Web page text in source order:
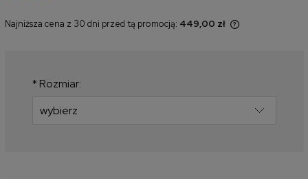
Najniższa cena z 30 dni przed tą promocją: 449,00 zł
* Rozmiar: